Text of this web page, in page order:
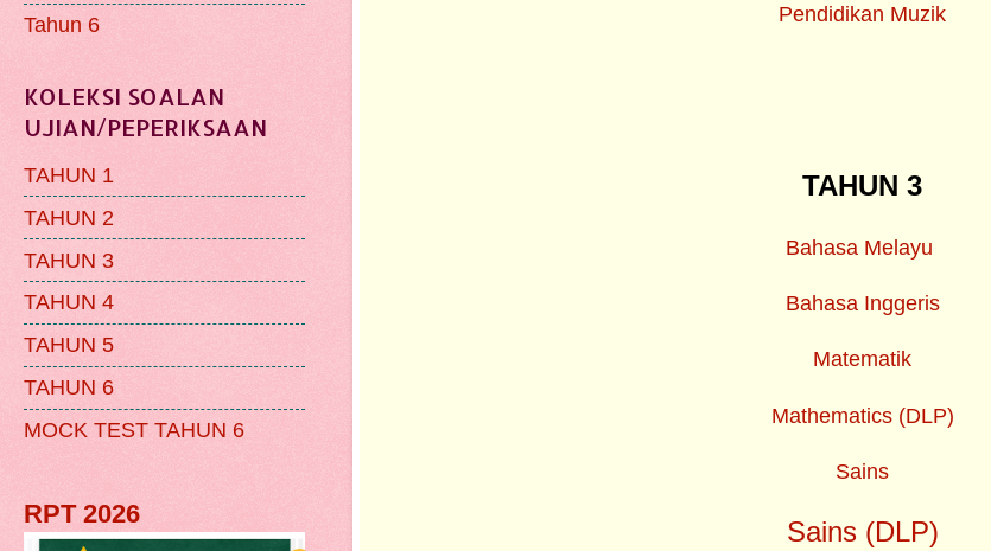
Pendidikan Muzik
TAHUN 3
Bahasa Melayu
Bahasa Inggeris
Matematik
Mathematics (DLP)
Sains
Sains (DLP)
Tahun 6
KOLEKSI SOALAN
UJIAN/PEPERIKSAAN
TAHUN 1
TAHUN 2
TAHUN 3
TAHUN 4
TAHUN 5
TAHUN 6
MOCK TEST TAHUN 6
RPT 2026